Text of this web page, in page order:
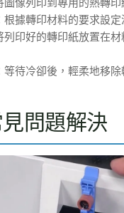
圖像列印到專用的熱轉印
根據轉印材料的要求設定
列印好的轉印紙放置在
等待冷卻後，輕柔地移除
問題解決